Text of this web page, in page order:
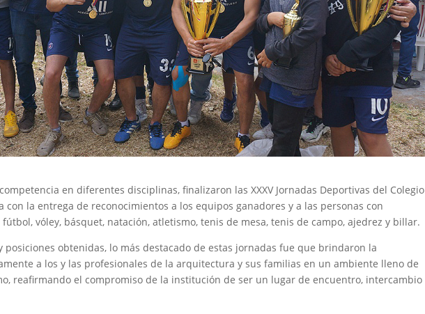
en diferentes disciplinas, finalizaron las XXXV Jornadas Deportivas del Colegio
con la entrega de reconocimientos a los equipos ganadores y a las personas con
vóley, básquet, natación, atletismo, tenis de mesa, tenis de campo, ajedrez y billar.
posiciones obtenidas, lo más destacado de estas jornadas fue que brindaron la
a los y las profesionales de la arquitectura y sus familias en un ambiente lleno de
reafirmando el compromiso de la institución de ser un lugar de encuentro, intercambio